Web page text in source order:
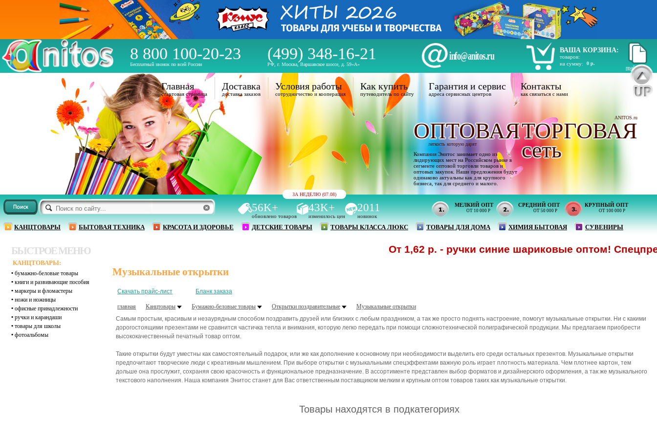
8 800 100-20-23
Бесплатный звонок по всей России
(499) 348-16-21
РФ, г. Москва, Варшавское шоссе, д. 59«А»
info@anitos.ru
ВАША КОРЗИНА:
товаров:
на сумму:
0 р.
прайс лист
ЗА НЕДЕЛЮ (07.08)
56K+
обновлено товаров
43K+
изменилось цен
2011
новинок
МЕЛКИЙ ОПТ
ОТ 10 000 Р
СРЕДНИЙ ОПТ
ОТ 50 000 Р
КРУПНЫЙ ОПТ
ОТ 100 000 Р
КАНЦТОВАРЫ БЫТОВАЯ ТЕХНИКА КРАСОТА И ЗДОРОВЬЕ ДЕТСКИЕ ТОВАРЫ ТОВАРЫ КЛАССА ЛЮКС ТОВАРЫ ДЛЯ ДОМА ХИМИЯ БЫТОВАЯ СУВЕНИРЫ
Главная
стартовая страница
Доставка
доставка заказов
Условия работы
сотрудничество и кооперация
Как купить
путеводитель по сайту
Гарантия и сервис
адреса сервисных центров
Контакты
как связаться с нами
ANITOS.ru
ОПТОВАЯТОРГОВАЯ
легкость которую дарят
Компания Энитос занимает одно из
лидирующих мест на Российском рынке в
сегменте оптовой торговли товаров и
оптовых закупок. Наши предложения будут
одинаково актуальны как для крупного
бизнеса, так для среднего и малого.
сеть
БЫСТРОЕ МЕНЮ
КАНЦТОВАРЫ:
• бумажно-беловые товары
• книги и развивающие пособия
• маркеры и фломастеры
• ножи и ножницы
• офисные принадлежности
• ручки и карандаши
• товары для школы
• фотоальбомы
От 1,62 р. - ручки синие шариковые оптом!
Музыкальные открытки
Скачать прайс-лист Бланк заказа
главная Канцтовары Бумажно-беловые товары Открытки поздравительные
Музыкальные открытки
Самым простым, красивым и незаурядным способом поздравить друзей или близких с любым праздником, а так же просто поднять настроение, помогут музыкальные открытки. Ни с какими
дорогостоящими презентами не сравнится частичка тепла и внимания, которую легко передать при помощи сложнотехнической полиграфической продукции. Мы предлагаем приобрести
высококачественный печатный товар оптом.
Такие открытки будут уместны как самостоятельный подарок, или же как дополнение к основному при необходимости выделить его среди остальных презентов. Музыкальные открытки
предпочитают творческие люди с креативным мышлением. При выборе открытки с музыкальными спецэффектами важную роль играет плотность материала. Чем плотнее картон, тем
дольше она прослужит, сохраняя свою красочность и функциональное предназначение. В ассортименте представлен выбор форматов и дизайнерского оформления, а так же музыкального
текстового наполнения. Наша компания Энитос станет для Вас ответственным поставщиком мелким и крупным оптом товаров таких как музыкальные открытки.
Товары находятся в подкатегориях